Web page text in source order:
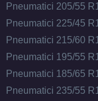
Pneumatici 205/55
Pneumatici 225/45
Pneumatici 215/60
Pneumatici 195/55
Pneumatici 185/65
Pneumatici 235/55